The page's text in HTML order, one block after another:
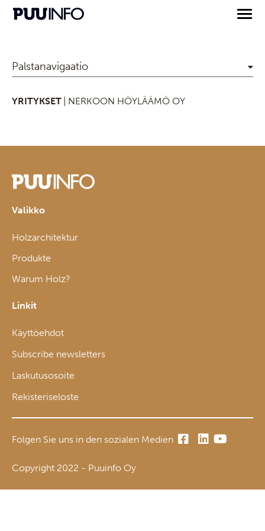
Palstanavigaatio
YRITYKSET | NERKOON HÖYLÄÄMÖ OY
Valikko
Holzarchitektur
Produkte
Warum Holz?
Linkit
Käyttöehdot
Subscribe newsletters
Laskutusosoite
Rekisteriseloste
Folgen Sie uns in den sozialen Medien
Copyright 2022 - Puuinfo Oy